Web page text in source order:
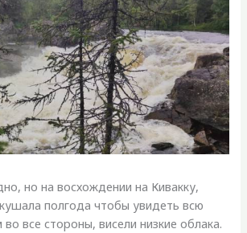
но на восхождении на Кивакку,
полгода чтобы увидеть всю
все стороны, висели низкие облака.